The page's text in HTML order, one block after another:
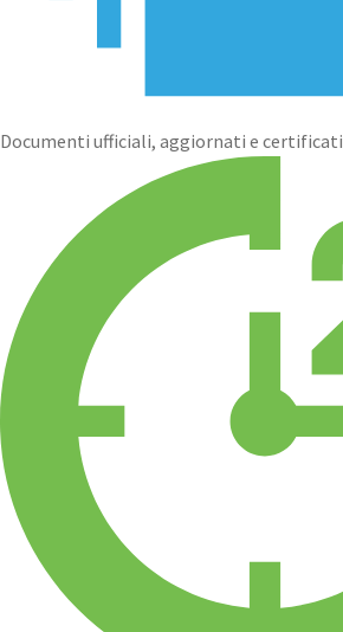
Documenti ufficiali, aggiornati e certificati